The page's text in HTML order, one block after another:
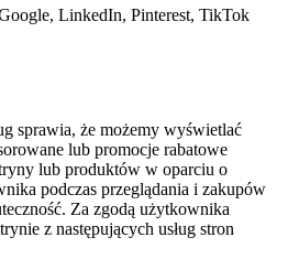
LinkedIn, Pinterest, TikTok
sprawia, że możemy wyświetlać
lub promocje rabatowe
lub produktów w oparciu o
podczas przeglądania i zakupów
Za zgodą użytkownika
z następujących usług stron